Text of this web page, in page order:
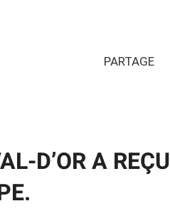
PARTAGE
D’OR A REÇU